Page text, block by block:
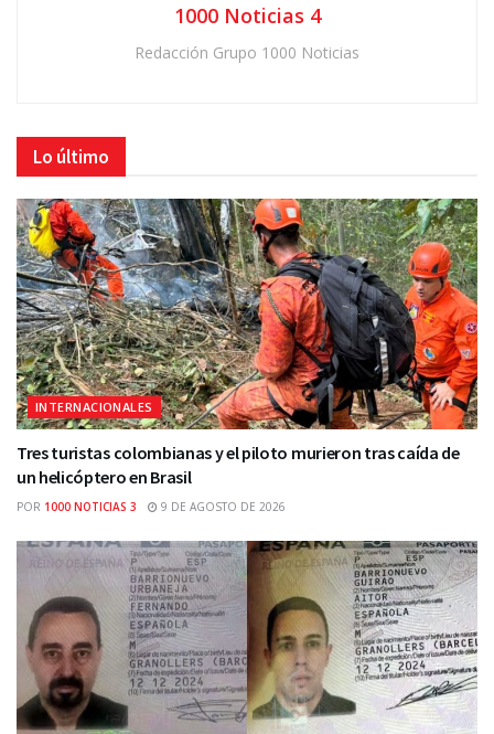
1000 Noticias 4
Redacción Grupo 1000 Noticias
Lo último
INTERNACIONALES
Tres turistas colombianas y el piloto murieron tras caída de
un helicóptero en Brasil
POR 1000 NOTICIAS 3 9 DE AGOSTO DE 2026